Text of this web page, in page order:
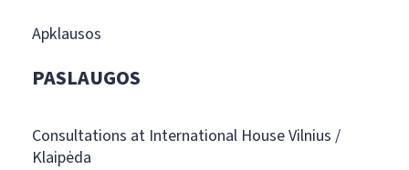
Apklausos
PASLAUGOS
Consultations at International House Vilnius /
Klaipėda